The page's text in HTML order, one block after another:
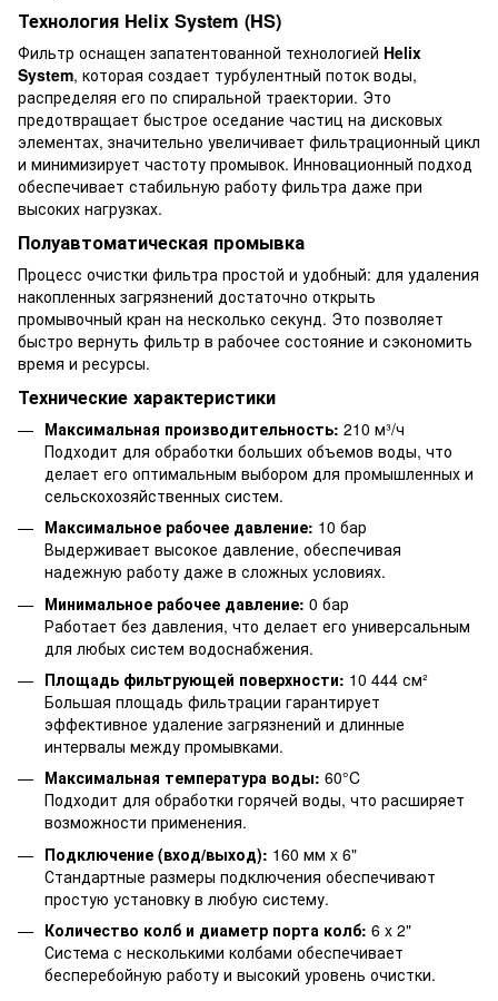
Технология Helix System (HS)
Фильтр оснащен запатентованной технологией Helix
System, которая создает турбулентный поток воды,
распределяя его по спиральной траектории. Это
предотвращает быстрое оседание частиц на дисковых
элементах, значительно увеличивает фильтрационный цикл
и минимизирует частоту промывок. Инновационный подход
обеспечивает стабильную работу фильтра даже при
высоких нагрузках.
Полуавтоматическая промывка
Процесс очистки фильтра простой и удобный: для удаления
накопленных загрязнений достаточно открыть
промывочный кран на несколько секунд. Это позволяет
быстро вернуть фильтр в рабочее состояние и сэкономить
время и ресурсы.
Технические характеристики
Максимальная производительность: 210 м³/ч
Подходит для обработки больших объемов воды, что
делает его оптимальным выбором для промышленных и
сельскохозяйственных систем.
Максимальное рабочее давление: 10 бар
Выдерживает высокое давление, обеспечивая
надежную работу даже в сложных условиях.
Минимальное рабочее давление: 0 бар
Работает без давления, что делает его универсальным
для любых систем водоснабжения.
Площадь фильтрующей поверхности: 10 444 см²
Большая площадь фильтрации гарантирует
эффективное удаление загрязнений и длинные
интервалы между промывками.
Максимальная температура воды: 60°C
Подходит для обработки горячей воды, что расширяет
возможности применения.
Подключение (вход/выход): 160 мм x 6"
Стандартные размеры подключения обеспечивают
простую установку в любую систему.
Количество колб и диаметр порта колб: 6 x 2"
Система с несколькими колбами обеспечивает
бесперебойную работу и высокий уровень очистки.